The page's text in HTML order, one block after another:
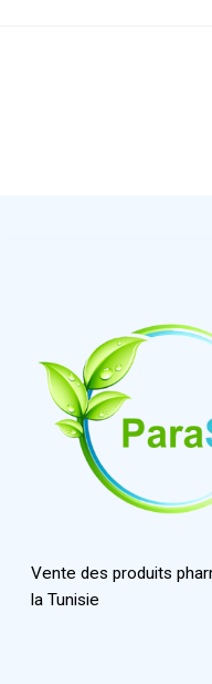
Vente des produits
la Tunisie